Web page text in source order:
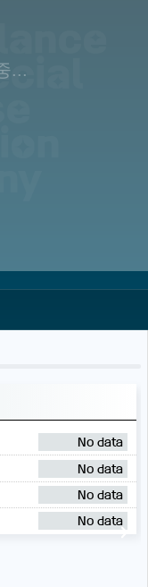
...
No data
No data
No data
No data